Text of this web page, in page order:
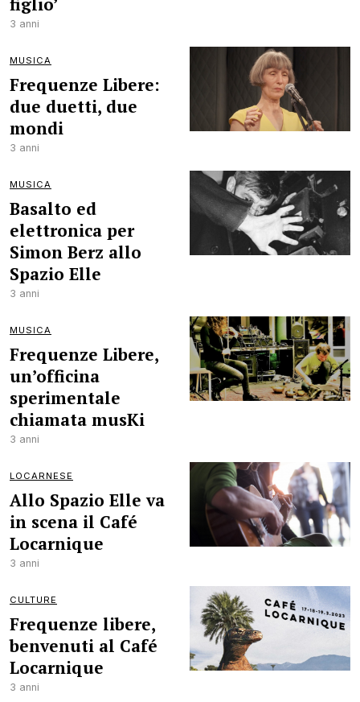
3 anni
MUSICA
Frequenze Libere:
due duetti, due
mondi
3 anni
MUSICA
Basalto ed
elettronica per
Simon Berz allo
Spazio Elle
3 anni
MUSICA
Frequenze Libere,
un’officina
sperimentale
chiamata musKi
3 anni
LOCARNESE
Allo Spazio Elle va
in scena il Café
Locarnique
3 anni
CULTURE
Frequenze libere,
benvenuti al Café
Locarnique
3 anni